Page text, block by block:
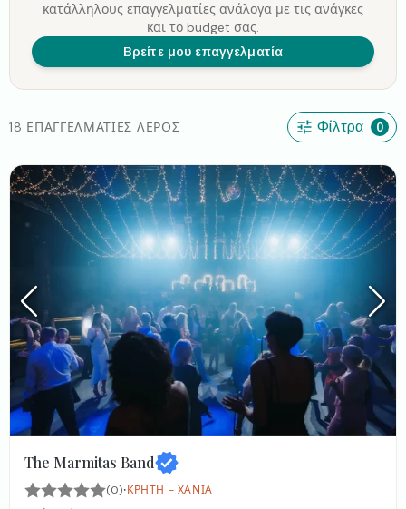
κατάλληλους επαγγελματίες ανάλογα με τις ανάγκες
και το budget σας.
Βρείτε μου επαγγελματία
18 ΕΠΑΓΓΕΛΜΑΤΊΕΣ ΛΈΡΟΣ Φίλτρα 0
The Marmitas Band
(0)·ΚΡΉΤΗ - ΧΑΝΙΆ